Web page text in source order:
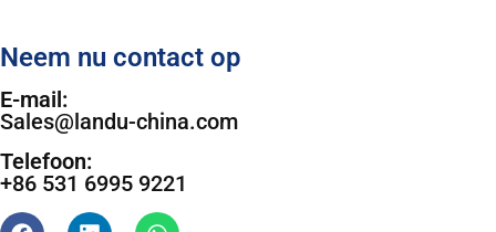
Neem nu contact op
E-mail:
Sales@landu-china.com
Telefoon:
+86 531 6995 9221